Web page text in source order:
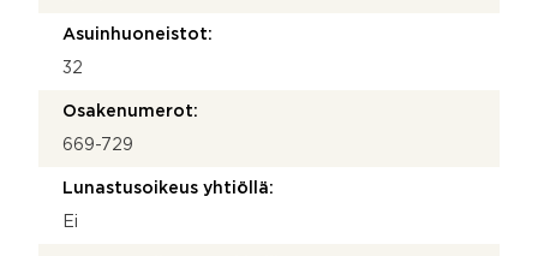
Asuinhuoneistot:
32
Osakenumerot:
669-729
Lunastusoikeus yhtiöllä:
Ei